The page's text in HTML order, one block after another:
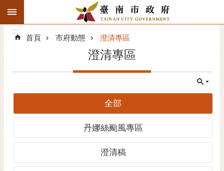
跳到主要內容區塊
搜
階
市府動態
市府團隊
主題服務
:::
:::
首頁 市府動態 澄清專區
澄清專區
全部
丹娜絲颱風專區
澄清稿